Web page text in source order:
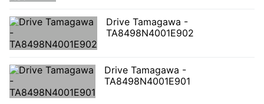
Drive Tamagawa -
TA8498N4001E902
Drive Tamagawa -
TA8498N4001E901